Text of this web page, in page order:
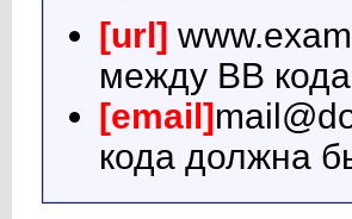
[url]
между BB
[email]
кода должна